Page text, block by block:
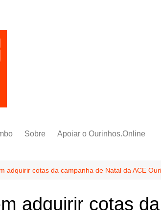
Sobre Apoiar o Ourinhos.Online
adquirir cotas da campanha de Natal da ACE
adquirir cotas